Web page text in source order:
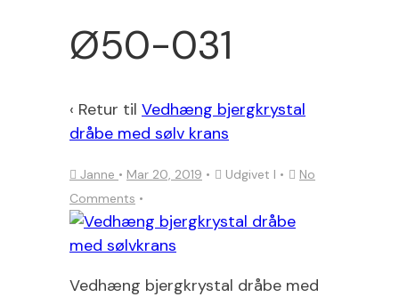
Ø50-031
‹ Retur til Vedhæng bjergkrystal
dråbe med sølv krans
Janne • Mar 20, 2019 Udgivet I
No
Comments
Vedhæng bjergkrystal dråbe med